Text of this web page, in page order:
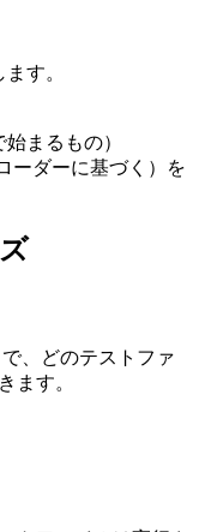
す。
始まるもの）
ーダーに基づく）を
、どのテストファ
ます。